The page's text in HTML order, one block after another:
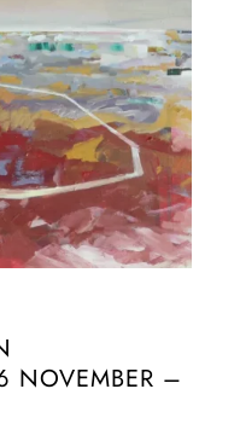
NOVEMBER –